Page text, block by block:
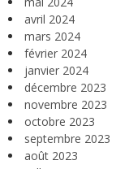
avril 2024
mars 2024
février 2024
janvier 2024
décembre 2023
novembre 2023
octobre 2023
septembre 2023
août 2023